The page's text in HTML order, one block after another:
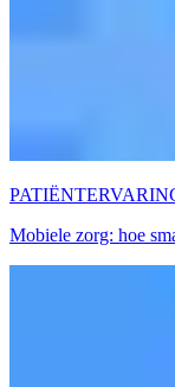
Mobiele zorg: hoe